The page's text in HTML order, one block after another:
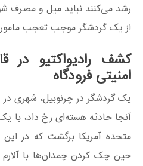
رشد می‌کنند نباید میل و مصرف
از یک گردشگر موجب تعجب
کشف رادیواکتیو در
امنیتی فرودگاه
آنجا حادثه هسته‌ای رخ داد، با
متحده آمریکا برگشت که در
حین چک کردن چمدان‌ها با